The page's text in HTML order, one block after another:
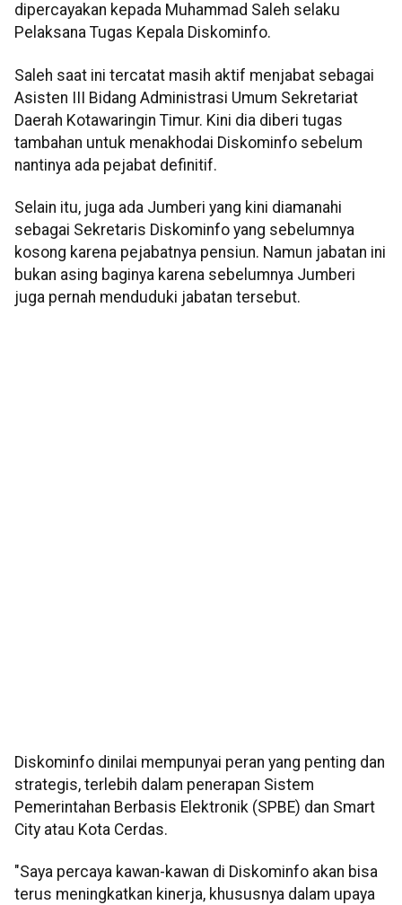
dipercayakan kepada Muhammad Saleh selaku
Pelaksana Tugas Kepala Diskominfo.
Saleh saat ini tercatat masih aktif menjabat sebagai
Asisten III Bidang Administrasi Umum Sekretariat
Daerah Kotawaringin Timur. Kini dia diberi tugas
tambahan untuk menakhodai Diskominfo sebelum
nantinya ada pejabat definitif.
Selain itu, juga ada Jumberi yang kini diamanahi
sebagai Sekretaris Diskominfo yang sebelumnya
kosong karena pejabatnya pensiun. Namun jabatan ini
bukan asing baginya karena sebelumnya Jumberi
juga pernah menduduki jabatan tersebut.
Diskominfo dinilai mempunyai peran yang penting dan
strategis, terlebih dalam penerapan Sistem
Pemerintahan Berbasis Elektronik (SPBE) dan Smart
City atau Kota Cerdas.
"Saya percaya kawan-kawan di Diskominfo akan bisa
terus meningkatkan kinerja, khususnya dalam upaya